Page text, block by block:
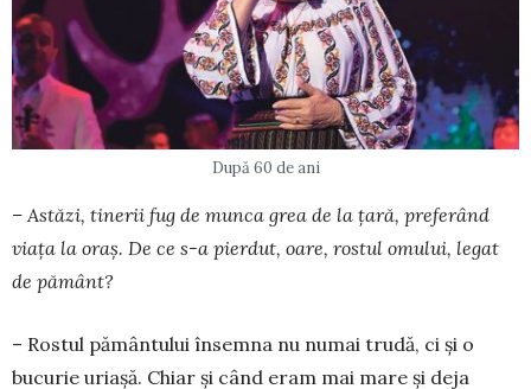
După 60 de ani
– Astăzi, tinerii fug de munca grea de la țară, preferând
viața la oraș. De ce s-a pier­dut, oare, rostul omului, legat
de pă­mânt?
– Rostul pământului însemna nu numai trudă, ci și o
bucurie uriașă. Chiar şi când eram mai mare şi deja